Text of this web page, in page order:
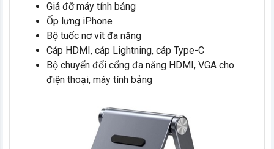
Giá đỡ máy tính bảng
Ốp lưng iPhone
Bộ tuốc nơ vít đa năng
Cáp HDMI, cáp Lightning, cáp Type-C
Bộ chuyển đổi cổng đa năng HDMI, VGA cho
điện thoại, máy tính bảng